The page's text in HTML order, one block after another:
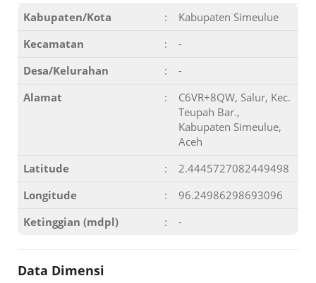
Kabupaten/Kota :
Kabupaten Simeulue
Kecamatan
:
-
Desa/Kelurahan
:
-
Alamat
:
C6VR+8QW, Salur, Kec.
Teupah Bar.,
Kabupaten Simeulue,
Aceh
Latitude
:
2.4445727082449498
Longitude
:
96.24986298693096
Ketinggian (mdpl)
: -
Data Dimensi